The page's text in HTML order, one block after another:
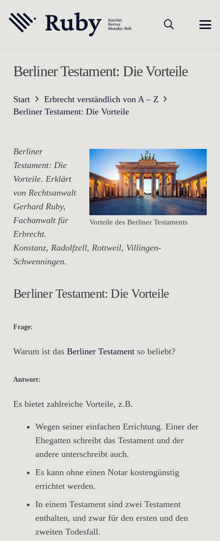
Berliner Testament: Die Vorteile
Start
Erbrecht verständlich von A – Z
Berliner Testament: Die Vorteile
Vorteile des Berliner Testaments
Berliner
Testament: Die
Vorteile. Erklärt
von Rechtsanwalt
Gerhard Ruby,
Fachanwalt für
Erbrecht.
Konstanz, Radolfzell, Rottweil, Villingen-
Schwenningen.
Berliner Testament: Die Vorteile
Frage:
Warum ist das Berliner Testament so beliebt?
Antwort:
Es bietet zahlreiche Vorteile, z.B.
Wegen seiner einfachen Errichtung. Einer der
Ehegatten schreibt das Testament und der
andere unterschreibt auch.
Es kann ohne einen Notar kostengünstig
errichtet werden.
In einem Testament sind zwei Testament
enthalten, und zwar für den ersten und den
zweiten Todesfall.